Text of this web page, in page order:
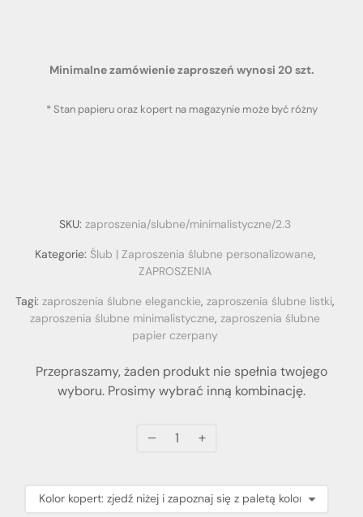
Minimalne zamówienie zaproszeń wynosi 20 szt.
* Stan papieru oraz kopert na magazynie może być różny
SKU: zaproszenia/slubne/minimalistyczne/2.3
Kategorie: Ślub | Zaproszenia ślubne personalizowane,
ZAPROSZENIA
Tagi: zaproszenia ślubne eleganckie, zaproszenia ślubne listki,
zaproszenia ślubne minimalistyczne, zaproszenia ślubne
papier czerpany
Przepraszamy, żaden produkt nie spełnia twojego
wyboru. Prosimy wybrać inną kombinację.